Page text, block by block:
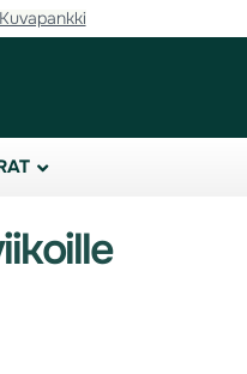
Kuvapankki